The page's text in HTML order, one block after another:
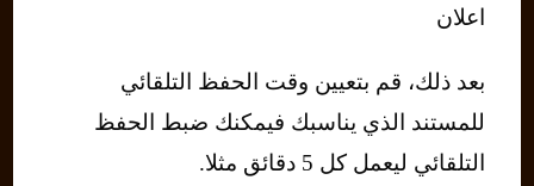
اعلان
بعد ذلك، قم بتعيين وقت الحفظ التلقائي
للمستند الذي يناسبك فيمكنك ضبط الحفظ
التلقائي ليعمل كل 5 دقائق مثلا.